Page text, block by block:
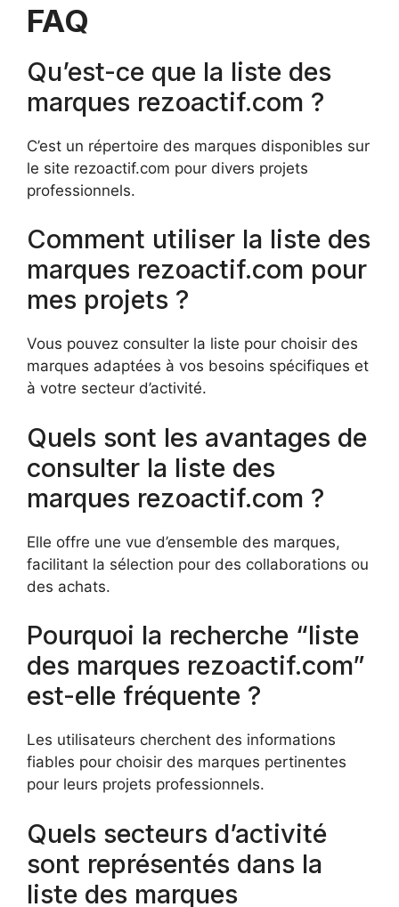
FAQ
Qu’est-ce que la liste des
marques rezoactif.com ?
C’est un répertoire des marques disponibles sur
le site rezoactif.com pour divers projets
professionnels.
Comment utiliser la liste des
marques rezoactif.com pour
mes projets ?
Vous pouvez consulter la liste pour choisir des
marques adaptées à vos besoins spécifiques et
à votre secteur d’activité.
Quels sont les avantages de
consulter la liste des
marques rezoactif.com ?
Elle offre une vue d’ensemble des marques,
facilitant la sélection pour des collaborations ou
des achats.
Pourquoi la recherche “liste
des marques rezoactif.com”
est-elle fréquente ?
Les utilisateurs cherchent des informations
fiables pour choisir des marques pertinentes
pour leurs projets professionnels.
Quels secteurs d’activité
sont représentés dans la
liste des marques